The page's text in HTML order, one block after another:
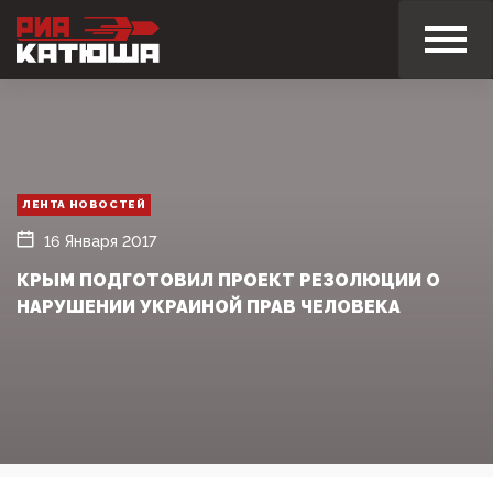
ЛЕНТА НОВОСТЕЙ
16 Января 2017
КРЫМ ПОДГОТОВИЛ ПРОЕКТ РЕЗОЛЮЦИИ О
НАРУШЕНИИ УКРАИНОЙ ПРАВ ЧЕЛОВЕКА‍